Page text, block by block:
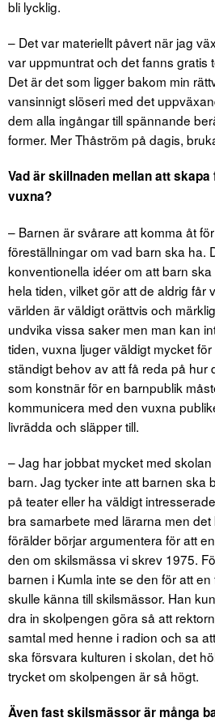
bli lycklig.
– Det var materiellt påvert när jag
var uppmuntrat och det fanns gratis
Det är det som ligger bakom min
vansinnigt slöseri med det
dem alla ingångar till spännande
former. Mer Thåström på dagis,
Vad är skillnaden mellan att
vuxna?
– Barnen är svårare att komma åt
föreställningar om vad barn ska ha.
konventionella idéer om att barn
hela tiden, vilket gör att de aldrig får
världen är väldigt orättvis och
undvika vissa saker men man kan
tiden, vuxna ljuger väldigt mycket
ständigt behov av att få reda på hur
som konstnär för en barnpublik
kommunicera med den vuxna
livrädda och släpper till.
– Jag har jobbat mycket med
barn. Jag tycker inte att barnen ska
på teater eller ha väldigt
bra samarbete med lärarna men
förälder börjar argumentera för att
den om skilsmässa vi skrev 1975.
barnen i Kumla inte se den för att
skulle känna till skilsmässor. Han
dra in skolpengen göra så att
samtal med henne i radion och sa
ska försvara kulturen i skolan, det
trycket om skolpengen är så högt.
Även fast skilsmässor är många